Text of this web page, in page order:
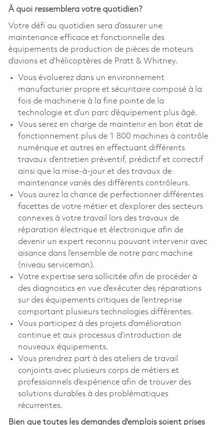
À quoi ressemblera votre quotidien?
Votre défi au quotidien sera d’assurer une
maintenance efficace et fonctionnelle des
équipements de production de pièces de moteurs
d’avions et d’hélicoptères de Pratt & Whitney.
Vous évoluerez dans un environnement
manufacturier propre et sécuritaire composé à la
fois de machinerie à la fine pointe de la
technologie et d’un parc d’équipement plus âgé.
Vous serez en charge de maintenir en bon état de
fonctionnement plus de 1 800 machines à contrôle
numérique et autres en effectuant différents
travaux d’entretien préventif, prédictif et correctif
ainsi que la mise-à-jour et des travaux de
maintenance variés des différents contrôleurs.
Vous aurez la chance de perfectionner différentes
facettes de votre métier et d’explorer des secteurs
connexes à votre travail lors des travaux de
réparation électrique et électronique afin de
devenir un expert reconnu pouvant intervenir avec
aisance dans l’ensemble de notre parc machine
(niveau serviceman).
Votre expertise sera sollicitée afin de procéder à
des diagnostics en vue d’exécuter des réparations
sur des équipements critiques de l’entreprise
comportant plusieurs technologies différentes.
Vous participez à des projets d’amélioration
continue et aux processus d’introduction de
nouveaux équipements.
Vous prendrez part à des ateliers de travail
conjoints avec plusieurs corps de métiers et
professionnels d’expérience afin de trouver des
solutions durables à des problématiques
récurrentes.
Bien que toutes les demandes d'emplois soient prises